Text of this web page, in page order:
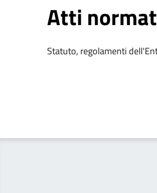
Atti
Statuto, regolamenti